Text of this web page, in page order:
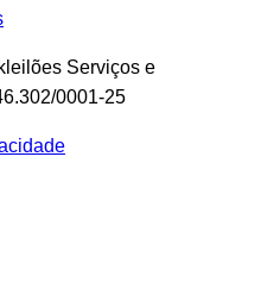
Serviços e
0001-25